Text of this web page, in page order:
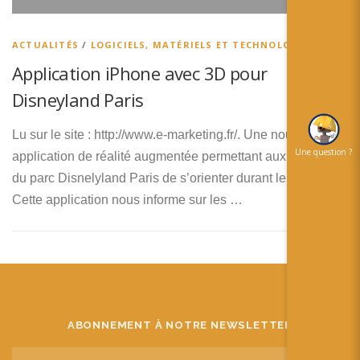
Español
ACTUALITÉS / LOGICIELS, MATÉRIELS ET TECHNOLOGIES
Application iPhone avec 3D pour
Disneyland Paris
Lu sur le site : http://www.e-marketing.fr/. Une nouvelle
application de réalité augmentée permettant aux visiteurs
du parc Disnelyland Paris de s’orienter durant leur visite.
Cette application nous informe sur les …
ABONNEMENT À NOTRE NEWSLETTER
Une question ?